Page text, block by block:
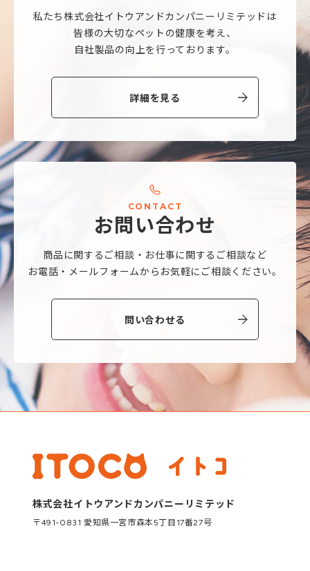
私たち株式会社イトウアンドカンパニーリミテッドは
皆様の大切なペットの健康を考え、
自社製品の向上を行っております。
詳細を見る
CO N T A C T
お問い合わせ
商品に関するご相談・ お仕事に関するご相談など
お電話・メールフォームから お気軽にご相談ください。
問い合わせる
株式会社イトウアンドカンパニーリミテッド
〒491-0831 愛知県一宮市森本5丁目17番27号